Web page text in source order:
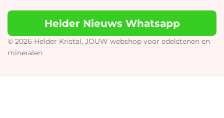
t
a
r
T
o
e
b
o
t
s
p
Helder Nieuws Whatsapp
© 2026 Helder Kristal, JOUW webshop voor edelstenen en
mineralen